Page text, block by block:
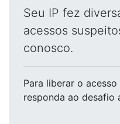
Seu IP fez
acessos
conosco.
Para liberar o acesso
responda ao desafio